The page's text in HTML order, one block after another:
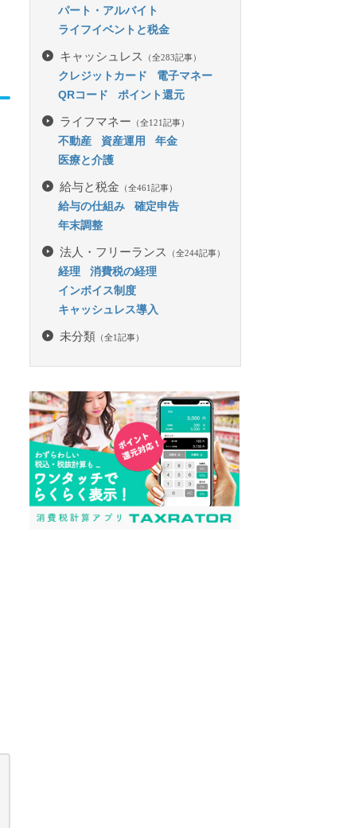
パート・アルバイト
ライフイベントと税金
キャッシュレス （全283記事）
クレジットカード
電子マネー
QRコード
ポイント還元
ライフマネー （全121記事）
不動産 資産運用
年金
医療と介護
給与と税金 （全461記事）
給与の仕組み
確定申告
年末調整
法人・フリーランス （全244記事）
経理
消費税の経理
インボイス制度
キャッシュレス導入
未分類 （全1記事）